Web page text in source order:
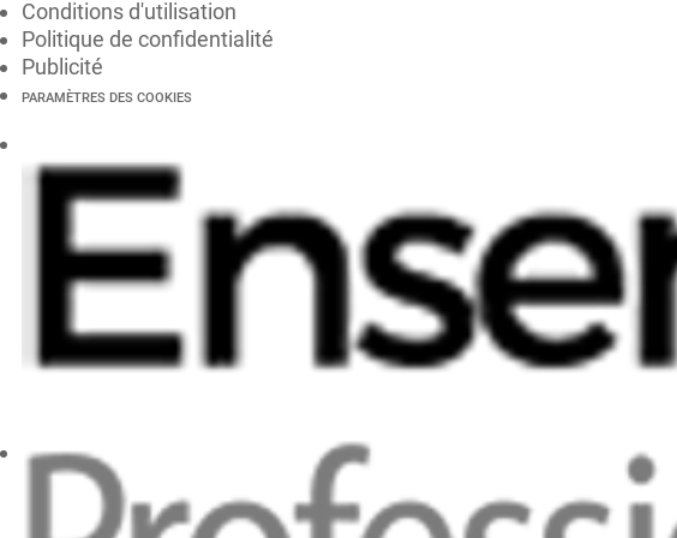
Conditions d'utilisation
Politique de confidentialité
Publicité
PARAMÈTRES DES COOKIES